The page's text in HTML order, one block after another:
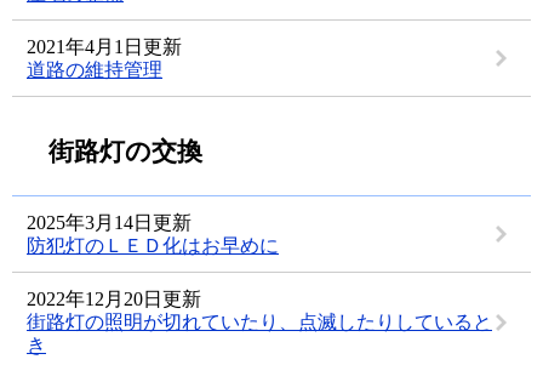
2021年4月1日更新
道路の維持管理
街路灯の交換
2025年3月14日更新
防犯灯のＬＥＤ化はお早めに
2022年12月20日更新
街路灯の照明が切れていたり、点滅したりしていると
き